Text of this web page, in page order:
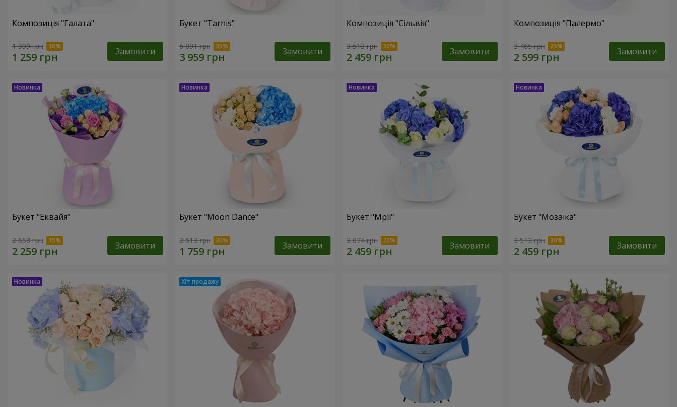
Композиція "Галата"
1 399 грн Замовити
Букет "Tarnis"
6 091 грн Замовити
Композиція "Сільвія"
3 513 грн Замовити
Композиція "Палермо"
3 465 грн Замовити
Букет "Еквайя"
2 658 грн Замовити
Букет "Moon Dance"
2 513 грн Замовити
Букет "Мрії"
3 074 грн Замовити
Букет "Мозаїка"
3 513 грн Замовити